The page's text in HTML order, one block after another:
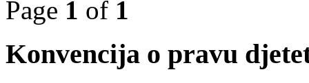
Page 1 of 1
Konvencija o pravu